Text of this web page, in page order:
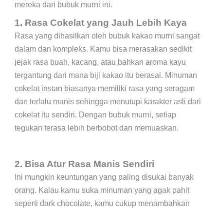
mereka dari bubuk murni ini.
1. Rasa Cokelat yang Jauh Lebih Kaya
Rasa yang dihasilkan oleh bubuk kakao murni sangat
dalam dan kompleks. Kamu bisa merasakan sedikit
jejak rasa buah, kacang, atau bahkan aroma kayu
tergantung dari mana biji kakao itu berasal. Minuman
cokelat instan biasanya memiliki rasa yang seragam
dan terlalu manis sehingga menutupi karakter asli dari
cokelat itu sendiri. Dengan bubuk murni, setiap
tegukan terasa lebih berbobot dan memuaskan.
2. Bisa Atur Rasa Manis Sendiri
Ini mungkin keuntungan yang paling disukai banyak
orang. Kalau kamu suka minuman yang agak pahit
seperti dark chocolate, kamu cukup menambahkan